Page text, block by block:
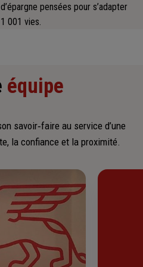
pensées pour s’adapter
001 vies.
équipe
savoir‑faire au service d’une
la confiance et la proximité.